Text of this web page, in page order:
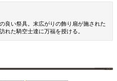
良い祭具。末広がりの飾り扇が施された
れた騎空士達に万福を授ける。